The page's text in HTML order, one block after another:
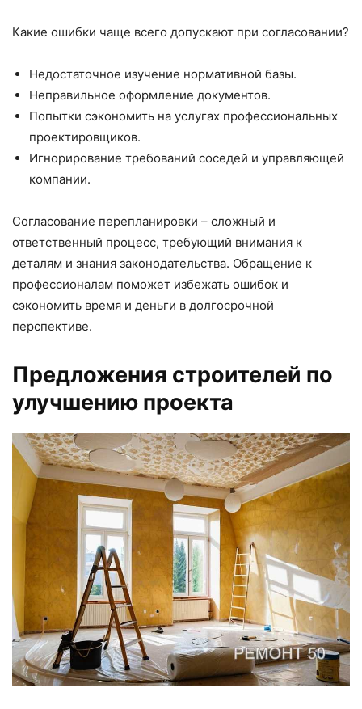
Какие ошибки чаще всего допускают при согласовании?
Недостаточное изучение нормативной базы.
Неправильное оформление документов.
Попытки сэкономить на услугах профессиональных
проектировщиков.
Игнорирование требований соседей и управляющей
компании.
Согласование перепланировки – сложный и
ответственный процесс, требующий внимания к
деталям и знания законодательства. Обращение к
профессионалам поможет избежать ошибок и
сэкономить время и деньги в долгосрочной
перспективе.
Предложения строителей по
улучшению проекта